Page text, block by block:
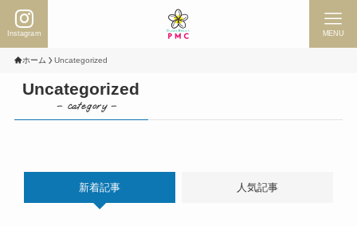
Instagram MENU
ホーム Uncategorized
Uncategorized
– category –
新着記事 人気記事